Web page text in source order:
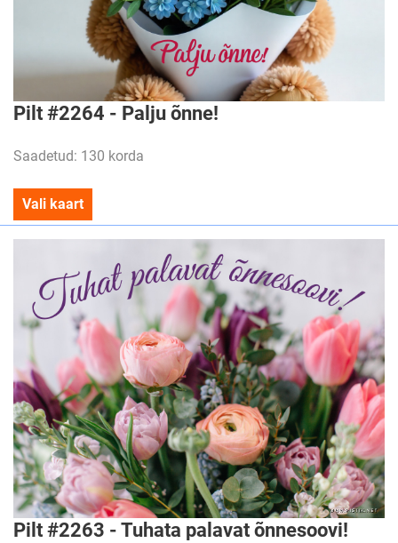
Pilt #2264 - Palju õnne!
Saadetud: 130 korda
Vali kaart
Pilt #2263 - Tuhata palavat õnnesoovi!